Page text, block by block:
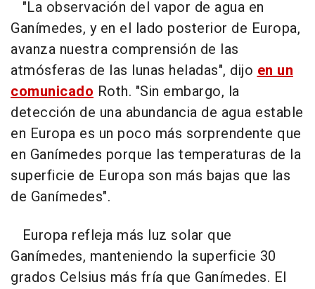
"La observación del vapor de agua en
Ganímedes, y en el lado posterior de Europa,
avanza nuestra comprensión de las
atmósferas de las lunas heladas", dijo en un
comunicado Roth. "Sin embargo, la
detección de una abundancia de agua estable
en Europa es un poco más sorprendente que
en Ganímedes porque las temperaturas de la
superficie de Europa son más bajas que las
de Ganímedes".
Europa refleja más luz solar que
Ganímedes, manteniendo la superficie 30
grados Celsius más fría que Ganímedes. El